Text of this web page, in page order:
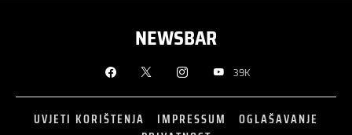
NEWSBAR
39K
UVJETI KORIŠTENJA IMPRESSUM
OGLAŠAVANJE